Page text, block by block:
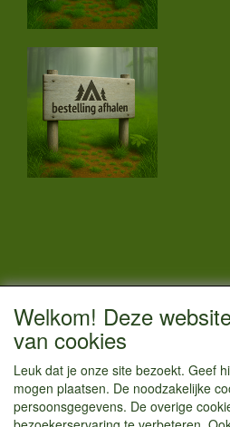
CONTACTGEGEVENS
Vestigingsadres:
Hoofdweg 36
1433 JW Kudelstaart
Welkom! Deze
van cookies
Leuk dat je onze site bezoekt. Geef
mogen plaatsen. De noodzakelijke
persoonsgegevens. De overige